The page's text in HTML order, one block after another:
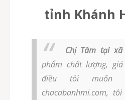
tỉnh Khánh
Chị Tâm tại xã
phẩm chất lượng,
điều tôi muốn
chacabanhmi.com,